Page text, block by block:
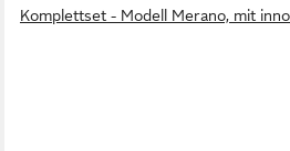
Komplettset - Modell Merano, mit